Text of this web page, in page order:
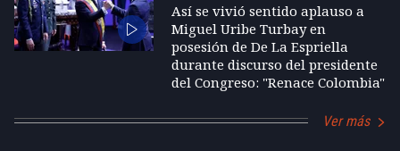
Así se vivió sentido aplauso a
Miguel Uribe Turbay en
posesión de De La Espriella
durante discurso del presidente
del Congreso: "Renace Colombia"
Ver más